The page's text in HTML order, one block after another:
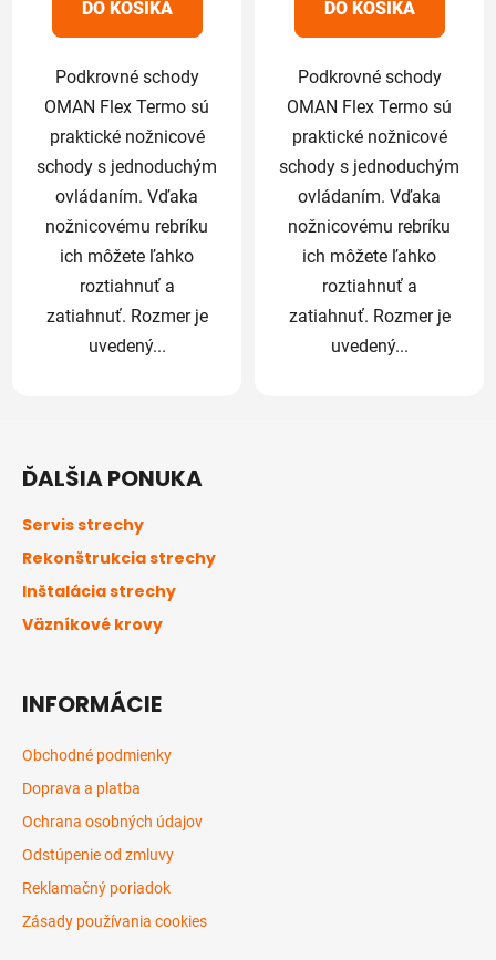
hviezdičiek.
DO KOŠÍKA
Podkrovné schody
OMAN Flex Termo sú
praktické nožnicové
schody s jednoduchým
ovládaním. Vďaka
nožnicovému rebríku
ich môžete ľahko
roztiahnuť a
zatiahnuť. Rozmer je
uvedený...
hviezdičiek.
DO KOŠÍKA
Podkrovné schody
OMAN Flex Termo sú
praktické nožnicové
schody s jednoduchým
ovládaním. Vďaka
nožnicovému rebríku
ich môžete ľahko
roztiahnuť a
zatiahnuť. Rozmer je
uvedený...
ĎALŠIA PONUKA
Servis strechy
Rekonštrukcia strechy
Inštalácia strechy
Väzníkové krovy
INFORMÁCIE
Obchodné podmienky
Doprava a platba
Ochrana osobných údajov
Odstúpenie od zmluvy
Reklamačný poriadok
Zásady používania cookies